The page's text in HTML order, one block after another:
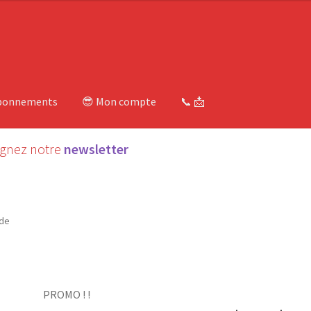
😎 Mon compte 📞 📩
notre newsletter
PROMO ! !